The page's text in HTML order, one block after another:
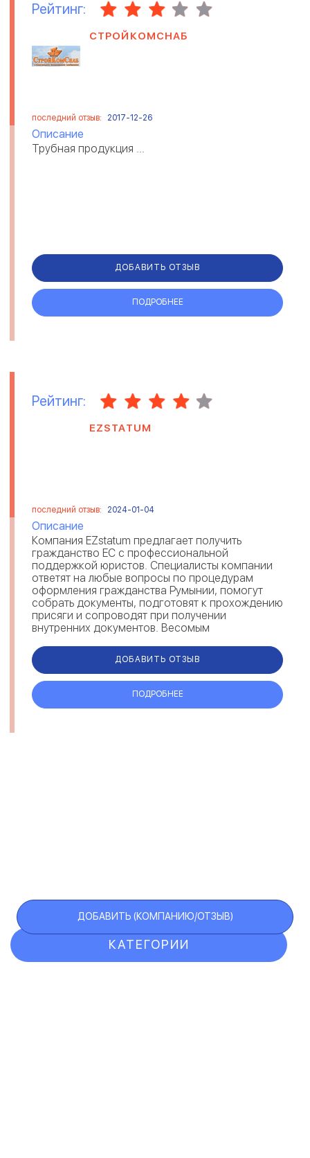
Рейтинг:
СТРОЙКОМСНАБ
последний отзыв: 2017-12-26
Описание
Трубная продукция ...
ДОБАВИТЬ ОТЗЫВ
ПОДРОБНЕЕ
Рейтинг:
EZSTATUM
последний отзыв: 2024-01-04
Описание
Компания EZstatum предлагает получить
гражданство ЕС с профессиональной
поддержкой юристов. Специалисты компании
ответят на любые вопросы по процедурам
оформления гражданства Румынии, помогут
собрать документы, подготовят к прохождению
присяги и сопроводят при получении
внутренних документов. Весомым
максимально короткие сроки. Каждый...
ДОБАВИТЬ ОТЗЫВ
ПОДРОБНЕЕ
КАТЕГОРИИ
ДОБАВИТЬ (КОМПАНИЮ/ОТЗЫВ)